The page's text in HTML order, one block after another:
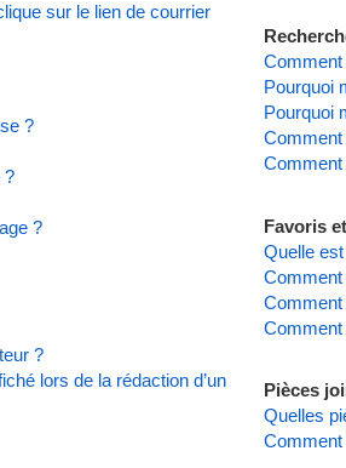
sur le lien de courrier
?
?
?
?
lors de la rédaction d’un
Pourquoi
Pourquoi
Favoris
Quelle
Comment
Comment
Pièces
Quelles